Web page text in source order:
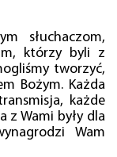
słuchaczom,
którzy byli z
tworzyć,
Bożym. Każda
każde
z Wami były dla
Wam